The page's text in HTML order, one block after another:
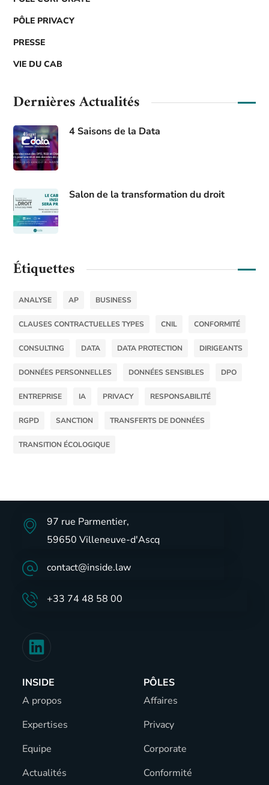
PÔLE PRIVACY
PRESSE
VIE DU CAB
Dernières Actualités
4 Saisons de la Data
Salon de la transformation du droit
Étiquettes
ANALYSE AP BUSINESS
CLAUSES CONTRACTUELLES TYPES CNIL CONFORMITÉ
CONSULTING DATA DATA PROTECTION DIRIGEANTS
DONNÉES PERSONNELLES DONNÉES SENSIBLES DPO
ENTREPRISE IA PRIVACY RESPONSABILITÉ
RGPD SANCTION TRANSFERTS DE DONNÉES
TRANSITION ÉCOLOGIQUE
97 rue Parmentier,
59650 Villeneuve-d'Ascq
contact@inside.law
+33 74 48 58 00
INSIDE
A propos
Expertises
Equipe
Actualités
PÔLES
Affaires
Privacy
Corporate
Conformité